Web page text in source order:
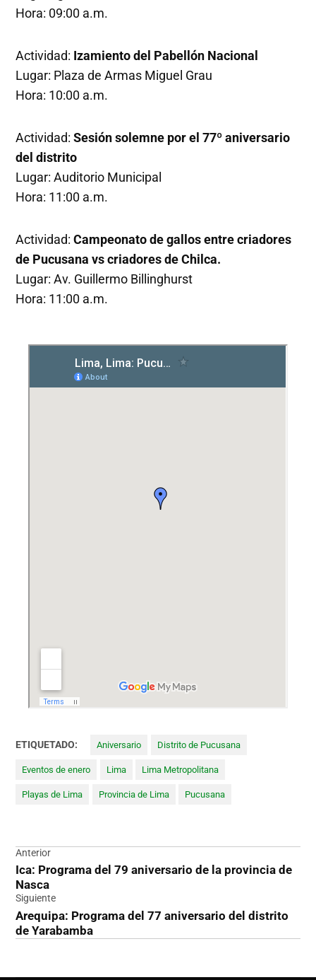
Hora: 09:00 a.m.
Actividad: Izamiento del Pabellón Nacional
Lugar: Plaza de Armas Miguel Grau
Hora: 10:00 a.m.
Actividad:Sesión solemne por el 77º aniversario
del distrito
Lugar: Auditorio Municipal
Hora: 11:00 a.m.
Actividad:Campeonato de gallos entre criadores
de Pucusana vs criadores de Chilca.
Lugar: Av. Guillermo Billinghurst
Hora: 11:00 a.m.
ETIQUETADO: Aniversario Distrito de Pucusana
Eventos de enero Lima Lima Metropolitana
Playas de Lima Provincia de Lima Pucusana
Navegación
de
entradas
Anterior
Ica: Programa del 79 aniversario de la provincia de
Nasca
Siguiente
Arequipa: Programa del 77 aniversario del distrito
de Yarabamba